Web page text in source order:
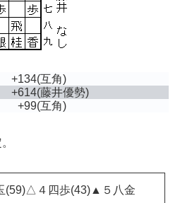
+134(互角)
+614(藤井優勢)
+99(互角)
(59)△４四歩(43)▲５八金